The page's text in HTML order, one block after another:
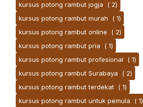
kursus potong rambut jogja
( 2)
kursus potong rambut murah
( 1)
kursus potong rambut online
( 2)
kursus potong rambut pria
( 1)
kursus potong rambut profesional
( 1)
kursus potong rambut Surabaya
( 2)
kursus potong rambut terdekat ( 1)
kursus potong rambut untuk pemula
( 1)